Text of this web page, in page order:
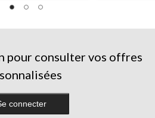
pour consulter vos offres
connecter